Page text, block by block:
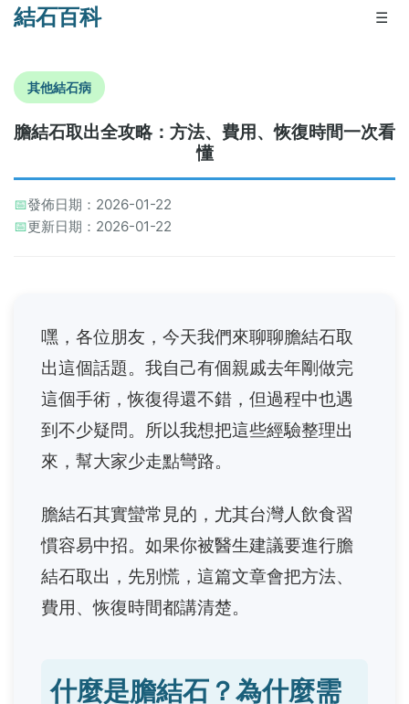
結石百科 ☰
其他結石病
膽結石取出全攻略：方法、費用、恢復時間一次看
懂
📅發佈日期：2026-01-22
📅更新日期：2026-01-22
嘿，各位朋友，今天我們來聊聊膽結石取
出這個話題。我自己有個親戚去年剛做完
這個手術，恢復得還不錯，但過程中也遇
到不少疑問。所以我想把這些經驗整理出
來，幫大家少走點彎路。
膽結石其實蠻常見的，尤其台灣人飲食習
慣容易中招。如果你被醫生建議要進行膽
結石取出，先別慌，這篇文章會把方法、
費用、恢復時間都講清楚。
什麼是膽結石？為什麼需